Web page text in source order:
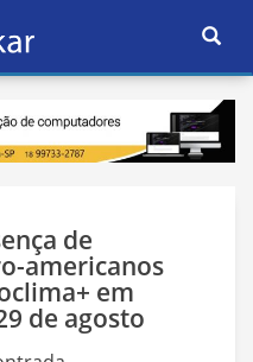
Ativar
de
americanos
em
de agosto